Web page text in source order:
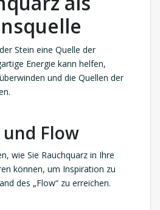
Stein eine Quelle der
Energie kann helfen,
und die Quellen der
Flow
wie Sie Rauchquarz in Ihre
können, um Inspiration zu
des „Flow“ zu erreichen.